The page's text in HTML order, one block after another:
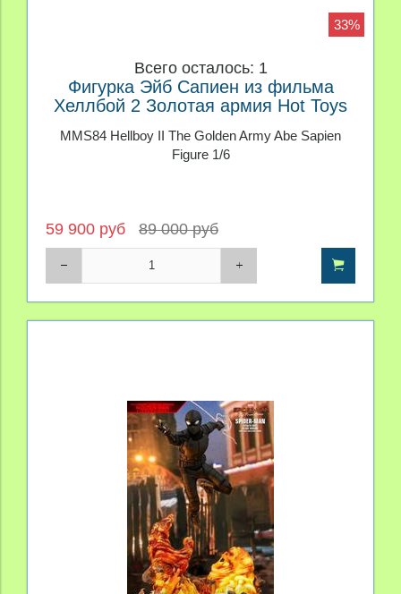
33%
Всего осталось: 1
Фигурка Эйб Сапиен из фильма
Хеллбой 2 Золотая армия Hot Toys
MMS84 Hellboy II The Golden Army Abe Sapien
Figure 1/6
59 900 руб 89 000 руб